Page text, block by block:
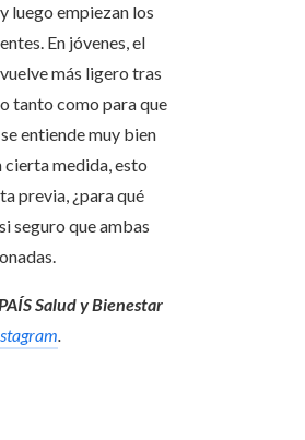
luego empiezan los
En jóvenes, el
más ligero tras
tanto como para que
entiende muy bien
cierta medida, esto
previa, ¿para qué
seguro que ambas
Salud y Bienestar
.